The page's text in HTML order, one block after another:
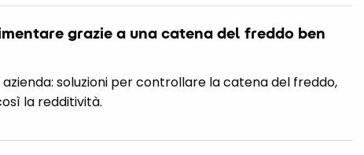
grazie a una catena del freddo ben
soluzioni per controllare la catena del freddo,
la redditività.